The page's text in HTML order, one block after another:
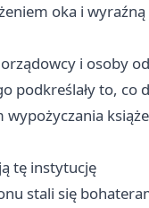
oka i
i osoby
to, co
tę instytucję
stali się